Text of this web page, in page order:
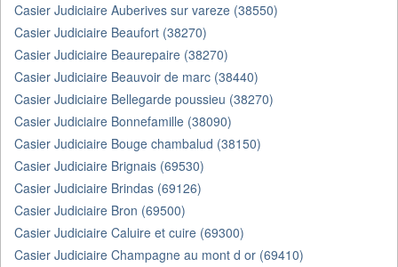
Casier Judiciaire Auberives sur vareze (38550)
Casier Judiciaire Beaufort (38270)
Casier Judiciaire Beaurepaire (38270)
Casier Judiciaire Beauvoir de marc (38440)
Casier Judiciaire Bellegarde poussieu (38270)
Casier Judiciaire Bonnefamille (38090)
Casier Judiciaire Bouge chambalud (38150)
Casier Judiciaire Brignais (69530)
Casier Judiciaire Brindas (69126)
Casier Judiciaire Bron (69500)
Casier Judiciaire Caluire et cuire (69300)
Casier Judiciaire Champagne au mont d or (69410)